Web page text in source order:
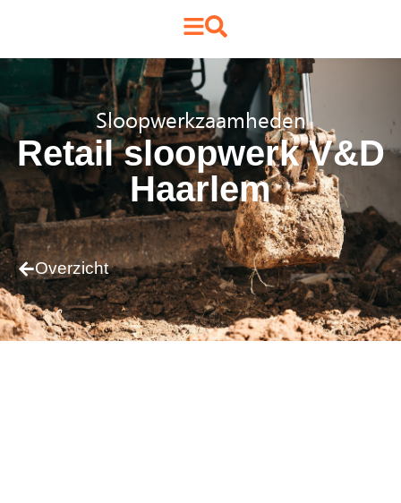
Sloopwerkzaamheden
Retail sloopwerk V&D
Haarlem
Overzicht